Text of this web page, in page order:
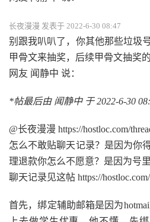
长夜漫漫 发表于 2022-6-30 08:47
别跟我叭叭了，你其他那些垃圾
甲骨文来抽奖，后续甲骨文抽奖
网友 闻静中 说：
*帖最后由 闻静中 于 2022-6-30
@长夜漫漫 https://hostloc.com/
怎么不敢贴聊天记录？是因为你
理退款你怎么不愿意？是因为号
聊天记录见这帖 https://
首先，绑定辅助邮箱是因为